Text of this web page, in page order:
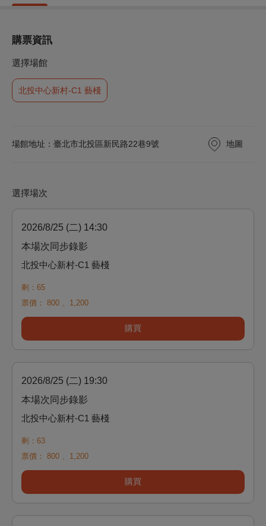
購票資訊
選擇場館
北投中心新村-C1 藝棧
場館地址：臺北市北投區新民路22巷9號 地圖
選擇場次
2026/8/25 (二) 14:30
本場次同步錄影
北投中心新村-C1 藝棧
剩：65
票價：
800 1,200
購買
2026/8/25 (二) 19:30
本場次同步錄影
北投中心新村-C1 藝棧
剩：63
票價：
800 1,200
購買